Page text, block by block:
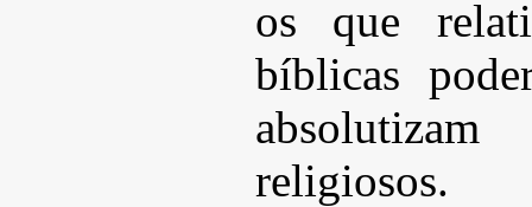
os que
bíblicas
religiosos.